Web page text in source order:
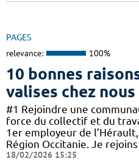
PAGES
relevance: 100%
10 bonnes
valises chez nous
#1 Rejoindre une
force du collectif et du
1er employeur de
Région Occitanie. Je
18/02/2026 15:25